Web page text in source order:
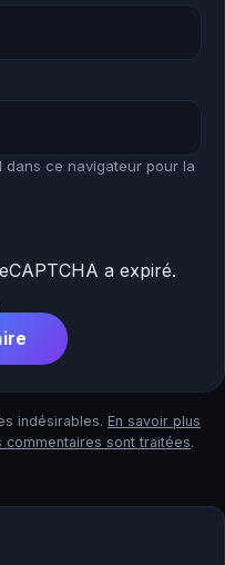
dans ce navigateur pour la
a expiré.
indésirables. En savoir plus
sont traitées.